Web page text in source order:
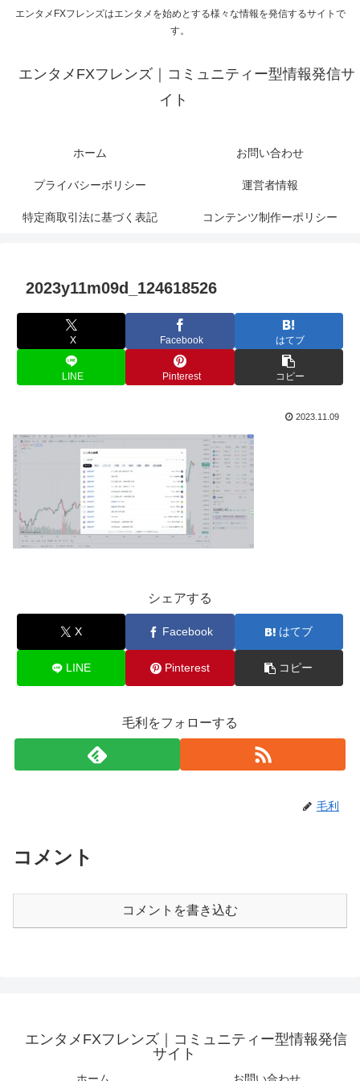
エンタメFXフレンズはエンタメを始めとする様々な情報を発信するサイトで
す。
エンタメFXフレンズ｜コミュニティー型情報発信サ
イト
ホーム お問い合わせ
プライバシーポリシー 運営者情報
特定商取引法に基づく表記 コンテンツ制作ーポリシー
2023y11m09d_124618526
X Facebook はてブ
LINE Pinterest コピー
2023.11.09
シェアする
X Facebook はてブ
LINE Pinterest コピー
毛利をフォローする
毛利
コメント
コメントを書き込む
エンタメFXフレンズ｜コミュニティー型情報発信
サイト
ホーム お問い合わせ